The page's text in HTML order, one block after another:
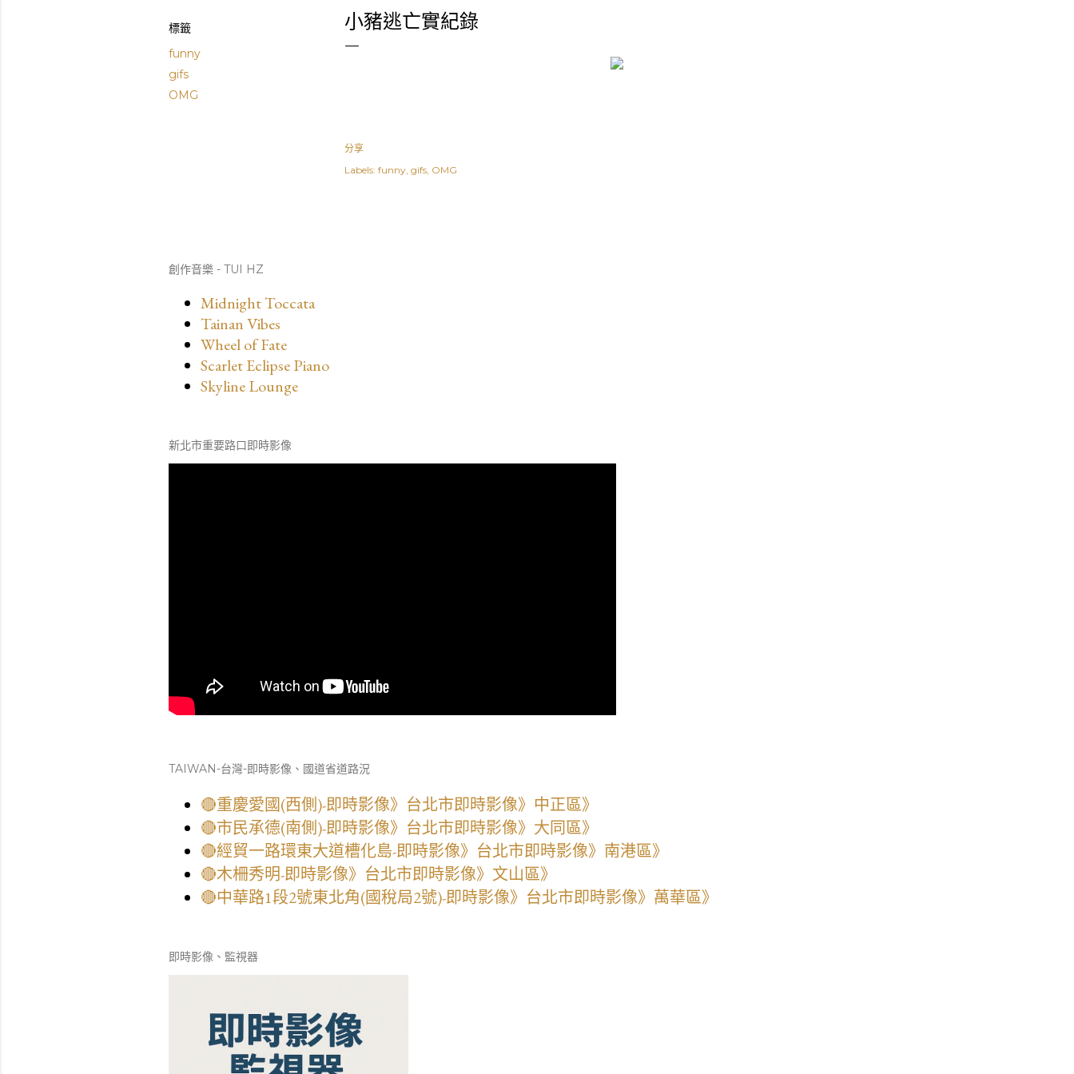
標籤
funny
gifs
OMG
小豬逃亡實紀錄
分享
Labels: funny gifs OMG
創作音樂 - TUI HZ
Midnight Toccata
Tainan Vibes
Wheel of Fate
Scarlet Eclipse Piano
Skyline Lounge
新北市重要路口即時影像
TAIWAN-台灣-即時影像、國道省道路況
🔴重慶愛國(西側)-即時影像》台北市即時影像》中正區》
🔴市民承德(南側)-即時影像》台北市即時影像》大同區》
🔴經貿一路環東大道槽化島-即時影像》台北市即時影像》南港區》
🔴木柵秀明-即時影像》台北市即時影像》文山區》
🔴中華路1段2號東北角(國稅局2號)-即時影像》台北市即時影像》萬華區》
即時影像、監視器